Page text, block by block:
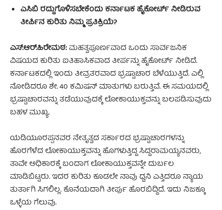
ಎಸಿಬಿ ರದ್ದುಗೊಳಿಸಬೇಕೆಂದು ಕರ್ನಾಟಕ ಹೈಕೋರ್ಟ್ ನೀಡಿರುವ
ತೀರ್ಪಿನ ಕುರಿತು ನಿಮ್ಮ ಪ್ರತಿಕ್ರಿಯೆ?
ಎಸ್‌.ಆರ್‌.ಹಿರೇಮಠ:ಮಹತ್ವಪೂರ್ಣವಾದ ಒಂದು ಸಾರ್ವಜನಿಕ
ವಿಷಯದ ಕುರಿತು ಐತಿಹಾಸಿಕವಾದ ತೀರ್ಪನ್ನು ಹೈಕೋರ್ಟ್ ನೀಡಿದೆ.
ಕರ್ನಾಟಕದಲ್ಲಿ ಇಂದು ತೀವ್ರತರವಾದ ಭ್ರಷ್ಟಾಚಾರ ಬೆಳೆಯುತ್ತಿದೆ. ಎಲ್ಲಿ
ನೋಡಿದರೂ ಶೇ. 40 ಕಮಿಷನ್‌ ಮಾತುಗಳು ಬರುತ್ತಿವೆ. ಈ ಸಮಯದಲ್ಲಿ
ಭ್ರಷ್ಟಾಚಾರವನ್ನು ತಡೆಯುವುದಕ್ಕೆ ಲೋಕಾಯುಕ್ತವನ್ನು ಬಲಪಡಿಸುವುದು
ಬಹಳ ಮುಖ್ಯ.
ಯಡಿಯೂರಪ್ಪನವರ ನೇತೃತ್ವದ ಸರ್ಕಾರದ ಭ್ರಷ್ಟಾಚಾರಗಳನ್ನು
ಹೊರಗೆಳೆದ ಲೋಕಾಯುಕ್ತವನ್ನು ಹೊಗಳುತ್ತಿದ್ದ ಸಿದ್ದರಾಮಯ್ಯನವರು,
ತಾವೇ ಅಧಿಕಾರಕ್ಕೆ ಬಂದಾಗ ಲೋಕಾಯುಕ್ತವನ್ನೇ ದುರ್ಬಲ
ಮಾಡಿಬಿಟ್ಟರು. ಇದರ ಕುರಿತು ಕೂಡಲೇ ನಾವು ಧ್ವನಿ ಎತ್ತಿದರೂ ನ್ಯಾಯ
ತುರ್ತಾಗಿ ಸಿಗಲಿಲ್ಲ. ಕೊನೆಯದಾಗಿ ತೀರ್ಪು ಹೊರಬಿದ್ದಿದೆ. ಇದು ನಿಜಕ್ಕೂ
ಒಳ್ಳೆಯ ಗೆಲುವು.